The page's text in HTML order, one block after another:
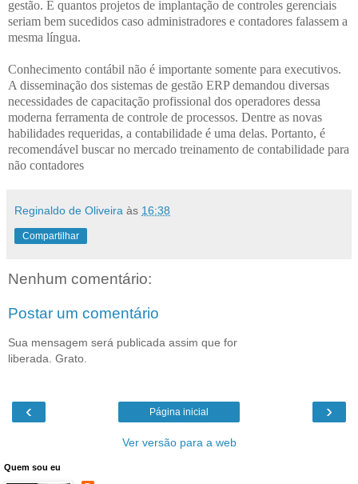
gestão. E quantos projetos de implantação de controles gerenciais
seriam bem sucedidos caso administradores e contadores falassem a
mesma língua.
Conhecimento contábil não é importante somente para executivos.
A disseminação dos sistemas de gestão ERP demandou diversas
necessidades de capacitação profissional dos operadores dessa
moderna ferramenta de controle de processos. Dentre as novas
habilidades requeridas, a contabilidade é uma delas. Portanto, é
recomendável buscar no mercado treinamento de contabilidade para
não contadores
Reginaldo de Oliveira às 16:38
Compartilhar
Nenhum comentário:
Postar um comentário
Sua mensagem será publicada assim que for
liberada. Grato.
‹ ›
Página inicial
Ver versão para a web
Quem sou eu